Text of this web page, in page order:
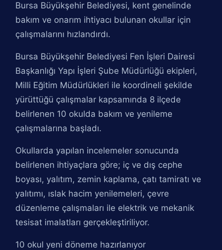
Bursa Büyükşehir Belediyesi, kent genelinde
bakım ve onarım ihtiyacı bulunan okullar için
çalışmalarını hızlandırdı.
Bursa Büyükşehir Belediyesi Fen İşleri Dairesi
Başkanlığı Yapı İşleri Şube Müdürlüğü ekipleri,
Milli Eğitim Müdürlükleri ile koordineli şekilde
yürüttüğü çalışmalar kapsamında 8 ilçede
belirlenen 10 okulda bakım ve yenileme
çalışmalarına başladı.
Okullarda yapılan incelemeler sonucunda
belirlenen ihtiyaçlara göre; iç ve dış cephe
boyası, yalıtım, zemin kaplama, çatı tamiratı ve
yalıtımı, ıslak hacim yenilemeleri, çevre
düzenleme çalışmaları ile elektrik ve mekanik
tesisat imalatları gerçekleştiriliyor.
10 okul yeni döneme hazırlanıyor